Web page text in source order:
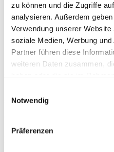
zu können und die Zugriffe
analysieren. Außerdem
Verwendung unserer
soziale Medien, Werbung
Partner führen diese
weiteren Daten zusammen,
Notwendig
Präferenzen
¿Cómo funciona la
Experts?
Lo comprobamos por partida
seguros.
medición sensorial en todos los
avanza lenta y uniformemente a